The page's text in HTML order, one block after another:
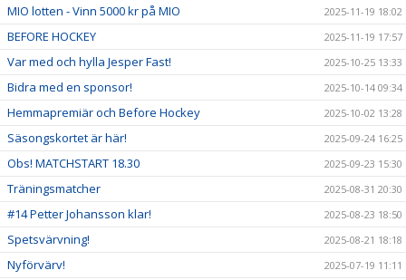
MIO lotten - Vinn 5000 kr på MIO 2025-11-19 18:02
BEFORE HOCKEY 2025-11-19 17:57
Var med och hylla Jesper Fast! 2025-10-25 13:33
Bidra med en sponsor! 2025-10-14 09:34
Hemmapremiär och Before Hockey 2025-10-02 13:28
Säsongskortet är här! 2025-09-24 16:25
Obs! MATCHSTART 18.30 2025-09-23 15:30
Träningsmatcher 2025-08-31 20:30
#14 Petter Johansson klar! 2025-08-23 18:50
Spetsvärvning! 2025-08-21 18:18
Nyförvärv! 2025-07-19 11:11